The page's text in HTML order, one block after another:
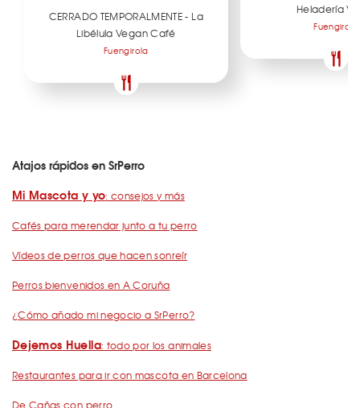
CERRADO TEMPORALMENTE - La
Libélula Vegan Café
Fuengirola
Heladería
Fuengirola
Atajos rápidos en SrPerro
Mi Mascota y yo: consejos y más
Cafés para merendar junto a tu perro
Vídeos de perros que hacen sonreír
Perros bienvenidos en A Coruña
¿Cómo añado mi negocio a SrPerro?
Dejemos Huella: todo por los animales
Restaurantes para ir con mascota en Barcelona